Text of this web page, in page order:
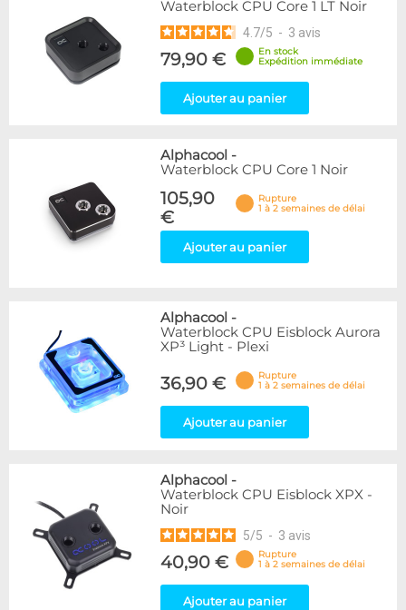
Waterblock CPU Core 1 LT Noir
4.7/5 - 3 avis
79,90 €
En stock
Expédition immédiate
Ajouter au panier
Alphacool -
Waterblock CPU Core 1 Noir
105,90
€
Rupture
1 à 2 semaines de délai
Ajouter au panier
Alphacool -
Waterblock CPU Eisblock Aurora
XP³ Light - Plexi
36,90 €
Rupture
1 à 2 semaines de délai
Ajouter au panier
Alphacool -
Waterblock CPU Eisblock XPX -
Noir
5/5 - 3 avis
40,90 €
Rupture
1 à 2 semaines de délai
Ajouter au panier